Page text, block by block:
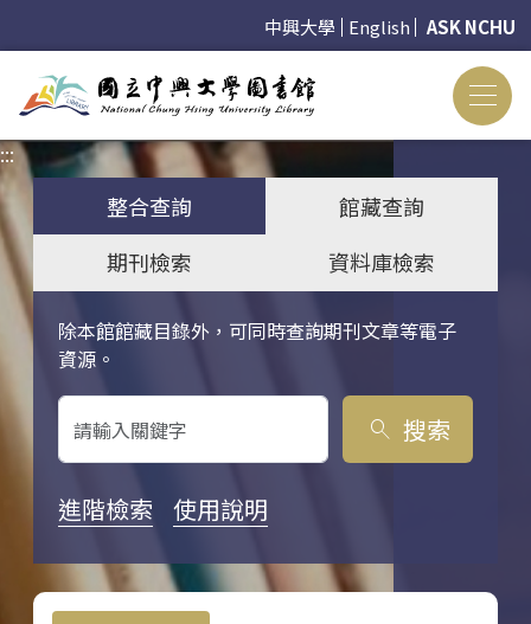
中興大學 English ASK NCHU
:::
整合查詢
館藏查詢
期刊檢索
資料庫檢索
除本館館藏目錄外，可同時查詢期刊文章等電子
資源。
關鍵字搜尋
search 搜索
進階檢索 使用說明